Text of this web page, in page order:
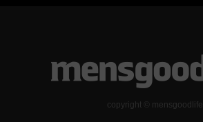
copyright © mensgoodlife